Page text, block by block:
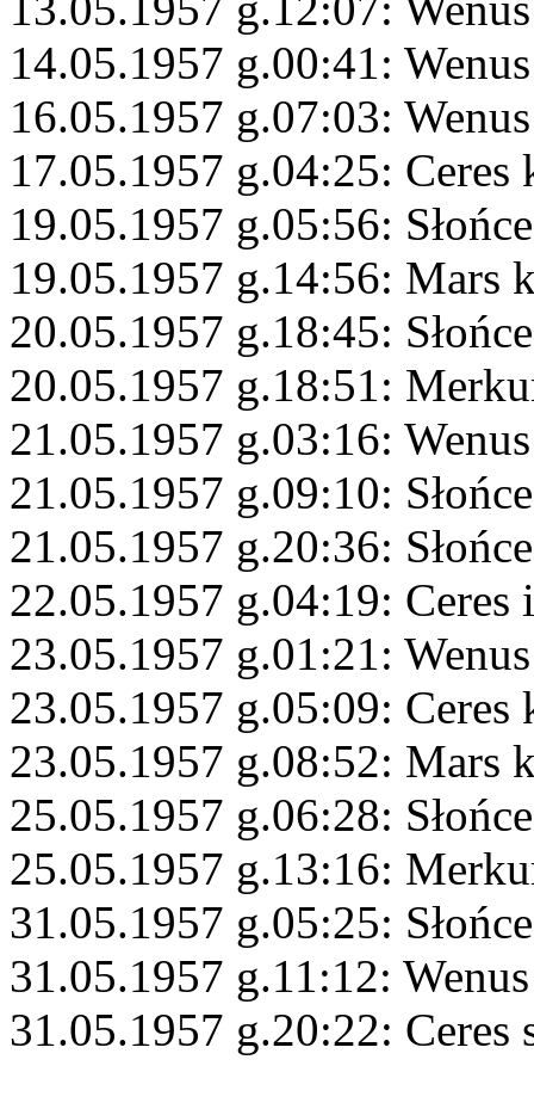
14.05.1957 g.00:41:
16.05.1957 g.07:03:
17.05.1957 g.04:25: Ceres
19.05.1957 g.05:56:
19.05.1957 g.14:56: Mars
20.05.1957 g.18:45:
20.05.1957 g.18:51:
21.05.1957 g.03:16:
21.05.1957 g.09:10:
21.05.1957 g.20:36:
22.05.1957 g.04:19: Ceres
23.05.1957 g.01:21:
23.05.1957 g.05:09:
23.05.1957 g.08:52: Mars
25.05.1957 g.06:28:
25.05.1957 g.13:16:
31.05.1957 g.05:25:
31.05.1957 g.11:12:
31.05.1957 g.20:22: Ceres